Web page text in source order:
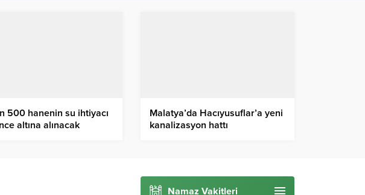
500 hanenin su ihtiyacı
altına alınacak
Malatya’da Hacıyusuflar’a yeni
kanalizasyon hattı
Namaz Vakitleri